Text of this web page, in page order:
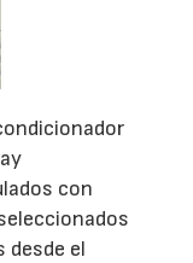
con
desde el